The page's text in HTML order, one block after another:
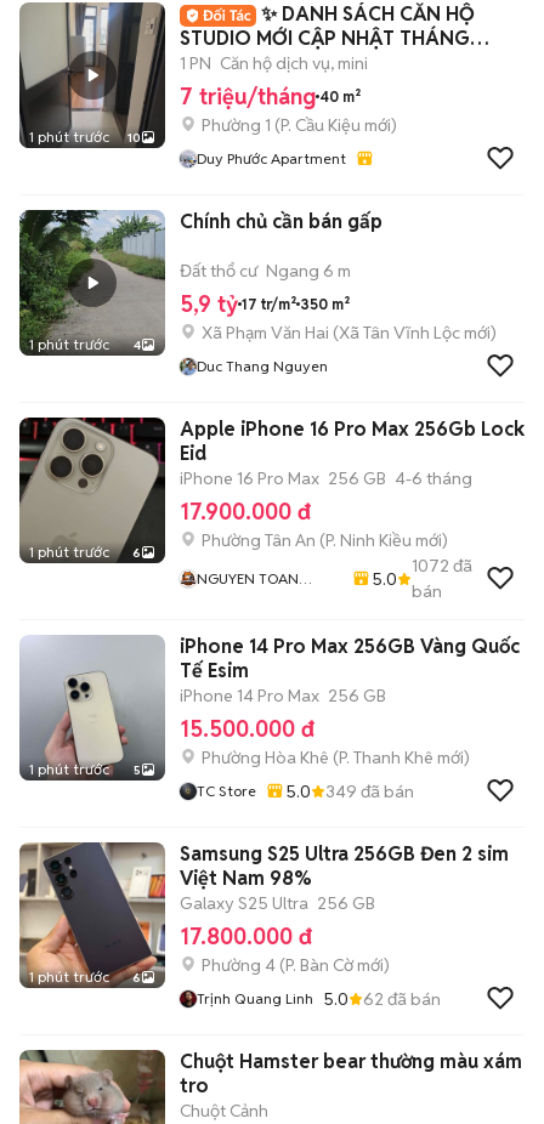
1 phút trước 10
✨ DANH SÁCH CĂN HỘ
STUDIO MỚI CẬP NHẬT THÁNG
7/2026 ✨
1 PN Căn hộ dịch vụ, mini
7 triệu/tháng 40 m²
Phường 1 (P. Cầu Kiệu mới)
Duy Phước Apartment
1 phút trước 4
Chính chủ cần bán gấp
Đất thổ cư Ngang 6 m
5,9 tỷ 17 tr/m² 350 m²
Xã Phạm Văn Hai (Xã Tân Vĩnh Lộc mới)
Duc Thang Nguyen
1 phút trước 6
Apple iPhone 16 Pro Max 256Gb Lock
Eid
iPhone 16 Pro Max 256 GB 4-6 tháng
17.900.000 đ
Phường Tân An (P. Ninh Kiều mới)
NGUYEN TOAN
5.0
1072 đã
bán
1 phút trước 5
iPhone 14 Pro Max 256GB Vàng Quốc
Tế Esim
iPhone 14 Pro Max 256 GB
15.500.000 đ
Phường Hòa Khê (P. Thanh Khê mới)
TC Store 5.0 349 đã bán
1 phút trước 6
Samsung S25 Ultra 256GB Đen 2 sim
Việt Nam 98%
Galaxy S25 Ultra 256 GB
17.800.000 đ
Phường 4 (P. Bàn Cờmới)
Trịnh Quang Linh 5.0 62 đã bán
Chuột Hamster bear thường màu xám
tro
Chuột Cảnh